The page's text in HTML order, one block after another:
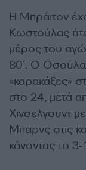
Η Μπράιτον
Κωστούλας
μέρος του
80΄. Ο Οσούλα
«καρακάξες»
στο 24, μετά
Χινσελγουντ
Μπαρνς στις
κάνοντας το 3-